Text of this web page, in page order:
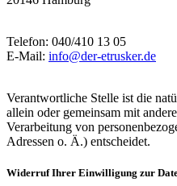
Telefon: 040/410 13 05
E-Mail: info@der-etrusker.de
Verantwortliche Stelle ist die
allein oder gemeinsam mit
Verarbeitung von
Adressen o. Ä.) entscheidet.
Widerruf Ihrer Einwilligung zur